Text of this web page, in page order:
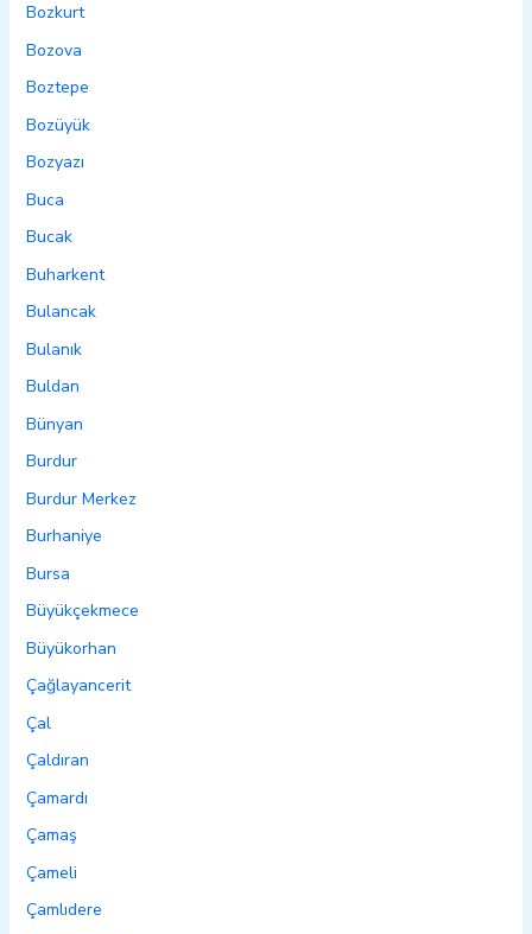
Bozkurt
Bozova
Boztepe
Bozüyük
Bozyazı
Buca
Bucak
Buharkent
Bulancak
Bulanık
Buldan
Bünyan
Burdur
Burdur Merkez
Burhaniye
Bursa
Büyükçekmece
Büyükorhan
Çağlayancerit
Çal
Çaldıran
Çamardı
Çamaş
Çameli
Çamlıdere